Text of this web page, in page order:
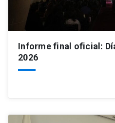
Informe final oficial:
2026